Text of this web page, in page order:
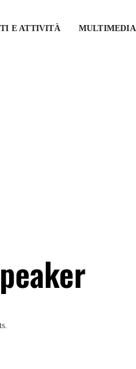
E ATTIVITÀ MULTIMEDIA